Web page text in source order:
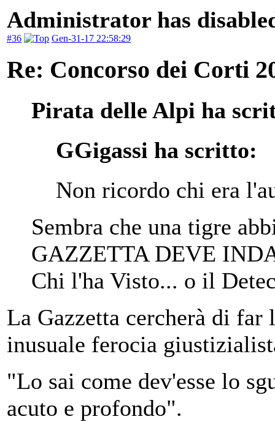
Administrator has
#36 Gen-31-17 22:58:29
Re: Concorso dei Corti
Pirata delle Alpi ha
GGigassi ha scritto:
Non ricordo chi era
Sembra che una tigre
GAZZETTA DEVE
Chi l'ha Visto... o il
La Gazzetta cercherà di far
inusuale ferocia
"Lo sai come dev'esse lo
acuto e profondo".